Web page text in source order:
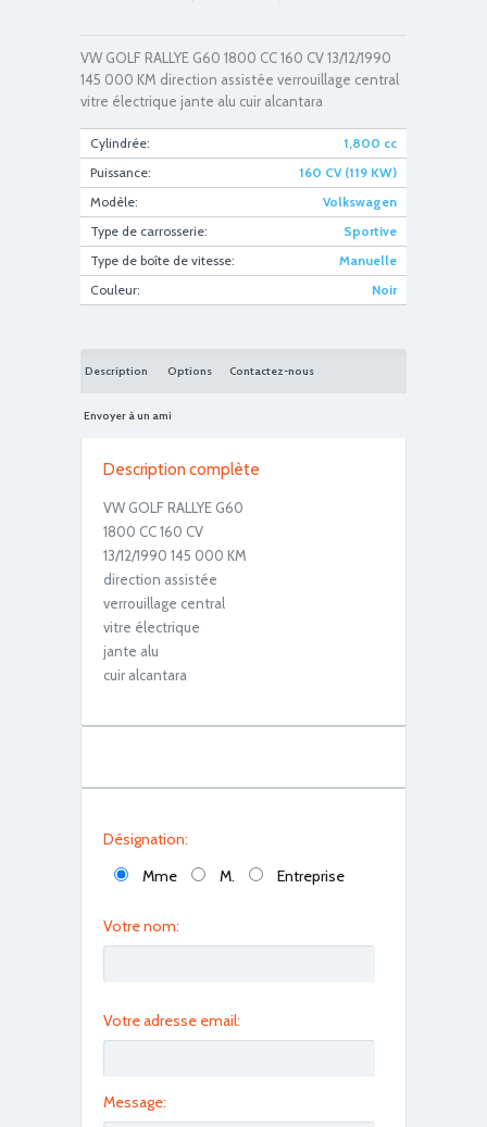
DSC01316
fullsizeoutput_ca2
DSC01319
VW GOLF RALLYE G60 1800 CC 160 CV 13/12/1990
145 000 KM direction assistée verrouillage central
vitre électrique jante alu cuir alcantara
Cylindrée: 1,800 cc
Puissance:
160 CV (119 KW)
Modèle:
Volkswagen
Type de carrosserie:
Sportive
Type de boîte de vitesse:
Manuelle
Couleur:
Noir
Description Options Contactez-nous
Envoyer à un ami
Description complète
VW GOLF RALLYE G60
1800 CC 160 CV
13/12/1990 145 000 KM
direction assistée
verrouillage central
vitre électrique
jante alu
cuir alcantara
Désignation:
Mme
M. Entreprise
Votre nom:
Votre adresse email:
Message: